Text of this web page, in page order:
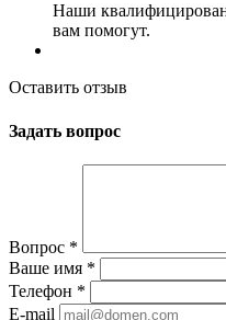
Наши
вам помогут.
Оставить отзыв
Задать вопрос
Вопрос *
Ваше имя *
Телефон *
E-mail